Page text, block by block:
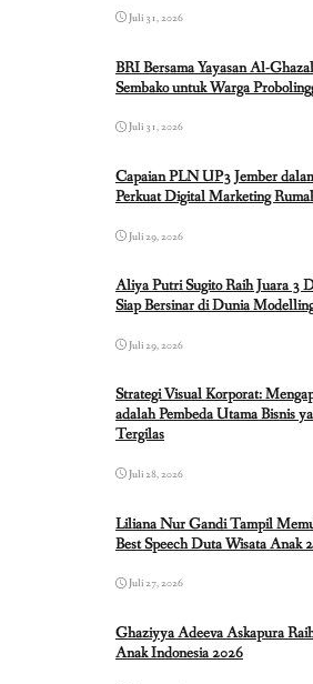
Juli 31, 2026
BRI Bersama Yayasan Al-
Sembako untuk Warga
Juli 31, 2026
Capaian PLN UP3 Jember
Perkuat Digital Marketing
Juli 29, 2026
Aliya Putri Sugito Raih Juara 3
Siap Bersinar di Dunia
Juli 29, 2026
Strategi Visual Korporat:
adalah Pembeda Utama Bisnis
Tergilas
Juli 28, 2026
Liliana Nur Gandi Tampil
Best Speech Duta Wisata Anak
Juli 27, 2026
Ghaziyya Adeeva Askapura
Anak Indonesia 2026